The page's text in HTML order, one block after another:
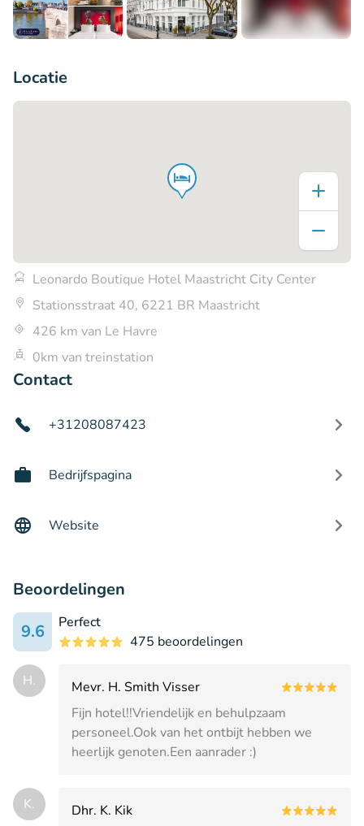
Locatie
Leonardo Boutique Hotel Maastricht City Center
Stationsstraat 40, 6221 BR Maastricht
426 km van Le Havre
0km van treinstation
Contact
+31208087423
Bedrijfspagina
Website
Beoordelingen
9.6
Perfect
475 beoordelingen
H.
Mevr. H. Smith Visser
Fijn hotel!!Vriendelijk en behulpzaam
personeel.Ook van het ontbijt hebben we
heerlijk genoten.Een aanrader :)
K. Dhr. K. Kik